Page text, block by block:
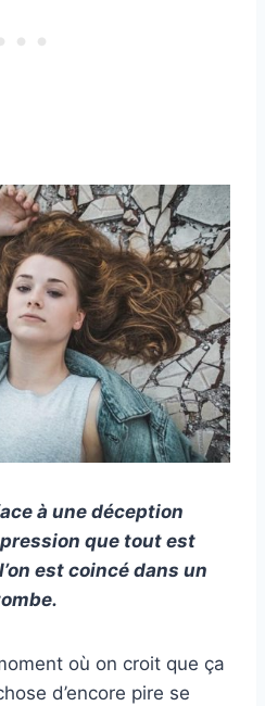
à une déception
que tout est
est coincé dans un
où on croit que ça
d’encore pire se